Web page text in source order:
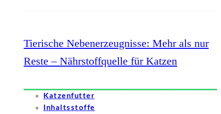
Tierische Nebenerzeugnisse: Mehr als nur
Reste – Nährstoffquelle für Katzen
Katzenfutter
Inhaltsstoffe